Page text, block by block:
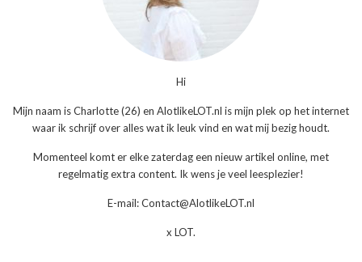
Hi
Mijn naam is Charlotte (26) en AlotlikeLOT.nl is mijn plek op het internet
waar ik schrijf over alles wat ik leuk vind en wat mij bezig houdt.
Momenteel komt er elke zaterdag een nieuw artikel online, met
regelmatig extra content. Ik wens je veel leesplezier!
E-mail: Contact@AlotlikeLOT.nl
x LOT.